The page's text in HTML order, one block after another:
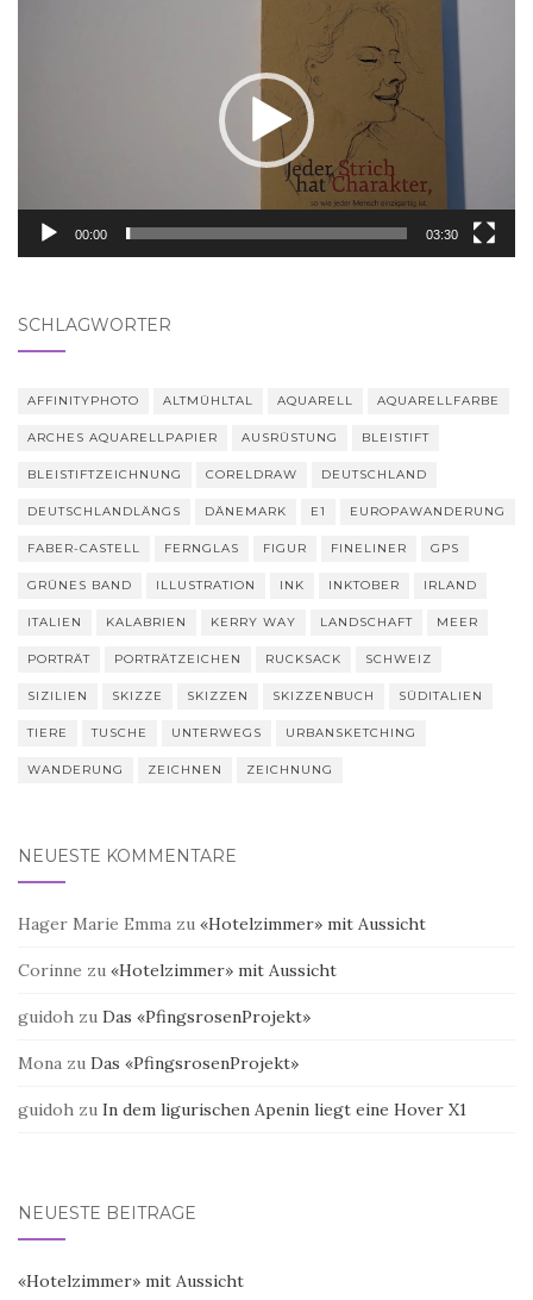
00:00 03:30
SCHLAGWÖRTER
AFFINITYPHOTO ALTMÜHLTAL AQUARELL AQUARELLFARBE
ARCHES AQUARELLPAPIER AUSRÜSTUNG BLEISTIFT
BLEISTIFTZEICHNUNG CORELDRAW DEUTSCHLAND
DEUTSCHLANDLÄNGS DÄNEMARK E1 EUROPAWANDERUNG
FABER-CASTELL FERNGLAS FIGUR FINELINER GPS
GRÜNES BAND ILLUSTRATION INK INKTOBER IRLAND
ITALIEN KALABRIEN KERRY WAY LANDSCHAFT MEER
PORTRÄT PORTRÄTZEICHEN RUCKSACK SCHWEIZ
SIZILIEN SKIZZE SKIZZEN SKIZZENBUCH SÜDITALIEN
TIERE TUSCHE UNTERWEGS URBANSKETCHING
WANDERUNG ZEICHNEN ZEICHNUNG
NEUESTE KOMMENTARE
Hager Marie Emma zu «Hotelzimmer» mit Aussicht
Corinne zu «Hotelzimmer» mit Aussicht
guidoh zu Das «PfingsrosenProjekt»
Mona zu Das «PfingsrosenProjekt»
guidoh zu In dem ligurischen Apenin liegt eine Hover X1
NEUESTE BEITRÄGE
«Hotelzimmer» mit Aussicht